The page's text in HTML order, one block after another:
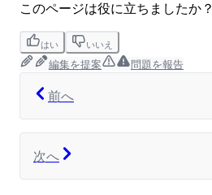
このページは役に立ちましたか？
はい いいえ
編集を提案 問題を報告
前へ
次へ